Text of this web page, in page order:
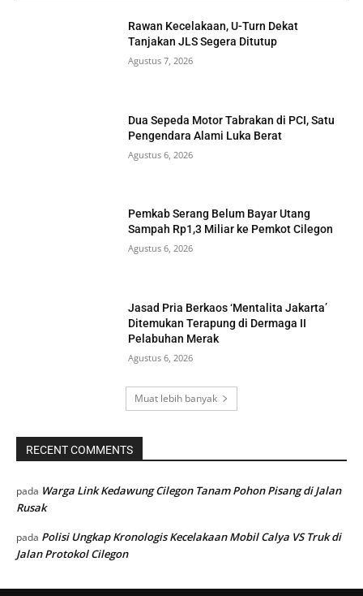
Rawan Kecelakaan, U-Turn Dekat
Tanjakan JLS Segera Ditutup
Agustus 7, 2026
Dua Sepeda Motor Tabrakan di PCI, Satu
Pengendara Alami Luka Berat
Agustus 6, 2026
Pemkab Serang Belum Bayar Utang
Sampah Rp1,3 Miliar ke Pemkot Cilegon
Agustus 6, 2026
Jasad Pria Berkaos ‘Mentalita Jakarta’
Ditemukan Terapung di Dermaga II
Pelabuhan Merak
Agustus 6, 2026
Muat lebih banyak
RECENT COMMENTS
pada Warga Link Kedawung Cilegon Tanam Pohon Pisang di Jalan
Rusak
pada Polisi Ungkap Kronologis Kecelakaan Mobil Calya VS Truk di
Jalan Protokol Cilegon